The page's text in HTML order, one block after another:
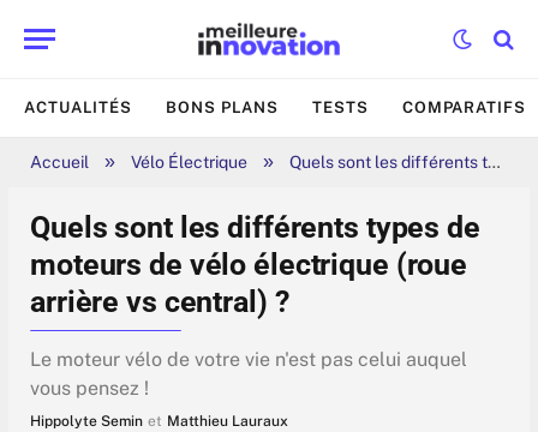
ACTUALITÉS BONS PLANS TESTS COMPARATIFS
Accueil » Vélo Électrique » Quels sont les différents types de moteurs de vélo électrique (roue arrière vs central) ?
Quels sont les différents types de
moteurs de vélo électrique (roue
arrière vs central) ?
Le moteur vélo de votre vie n'est pas celui auquel
vous pensez !
Hippolyte Semin et Matthieu Lauraux